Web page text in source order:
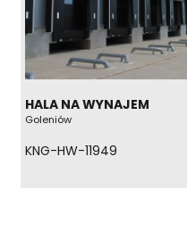
HALA NA WYNAJEM
Goleniów
KNG-HW-11949